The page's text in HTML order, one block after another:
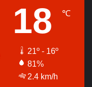
18 ℃
21º - 16º
81%
2.4 km/h